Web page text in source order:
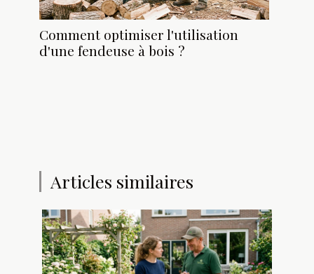
Comment optimiser l'utilisation
d'une fendeuse à bois ?
Articles similaires